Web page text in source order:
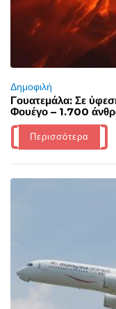
Δημοφιλή
Γουατεμάλα: Σε
Φουέγο – 1.700
Περισσότερα